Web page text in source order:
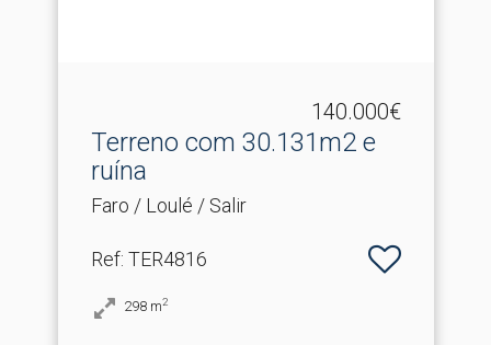
140.000€
Terreno com 30.​131m2 e
ruína
Faro / Loulé / Salir
Ref: TER4816
298 m2